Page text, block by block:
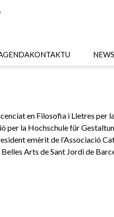
KONTAKTU
en Filosofia i Lletres per
la Hochschule für
emèrit de l’Associació
Arts de Sant Jordi de